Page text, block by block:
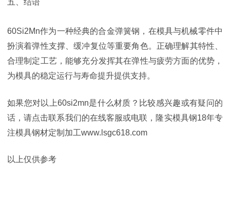
五、结语
60Si2Mn作为一种经典的合金弹簧钢，在模具与机械零件中
扮演着弹性支撑、缓冲复位等重要角色。正确理解其特性、
合理制定工艺，能够充分发挥其在弹性与疲劳方面的优势，
为模具的稳定运行与寿命提升提供支持。
如果您对以上60si2mn是什么材质？比较感兴趣或有疑问的
话，请点击联系我们的在线客服或电联，隆实模具钢18年专
注模具钢材定制加工www.lsgc618.com
以上仅供参考